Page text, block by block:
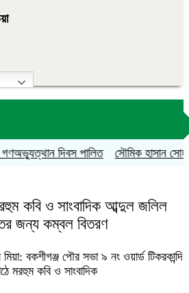
দিবস পালিত সৌমিক হাসান
কবি ও সাংবাদিক আব্দুল জলিল
জন্য কম্বল বিতরণ
বকশীগঞ্জ পৌর সভা ৯ নং ওয়ার্ড টিকরকান্দি
মরহুম কবি ও সাংবাদিক